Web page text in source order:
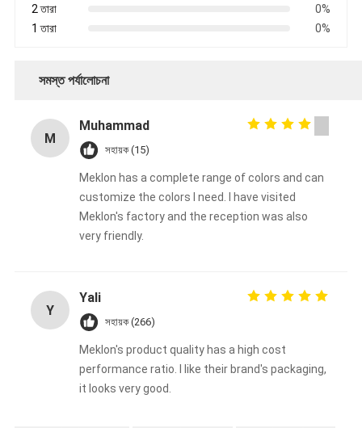
2 তারা
0%
1 তারা
0%
সমস্ত পর্যালোচনা
M
Muhammad
সহায়ক (15)
Meklon has a complete range of colors and can
customize the colors I need. I have visited
Meklon's factory and the reception was also
very friendly.
Y
Yali
সহায়ক (266)
Meklon's product quality has a high cost
performance ratio. I like their brand's packaging,
it looks very good.